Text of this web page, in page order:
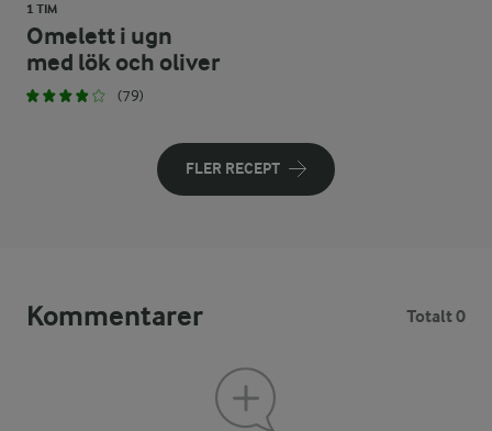
1 TIM
Omelett i ugn
med lök och oliver
(79)
FLER RECEPT
Kommentarer Totalt 0